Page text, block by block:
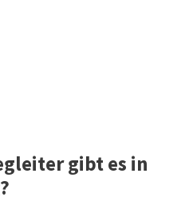
gibt es in